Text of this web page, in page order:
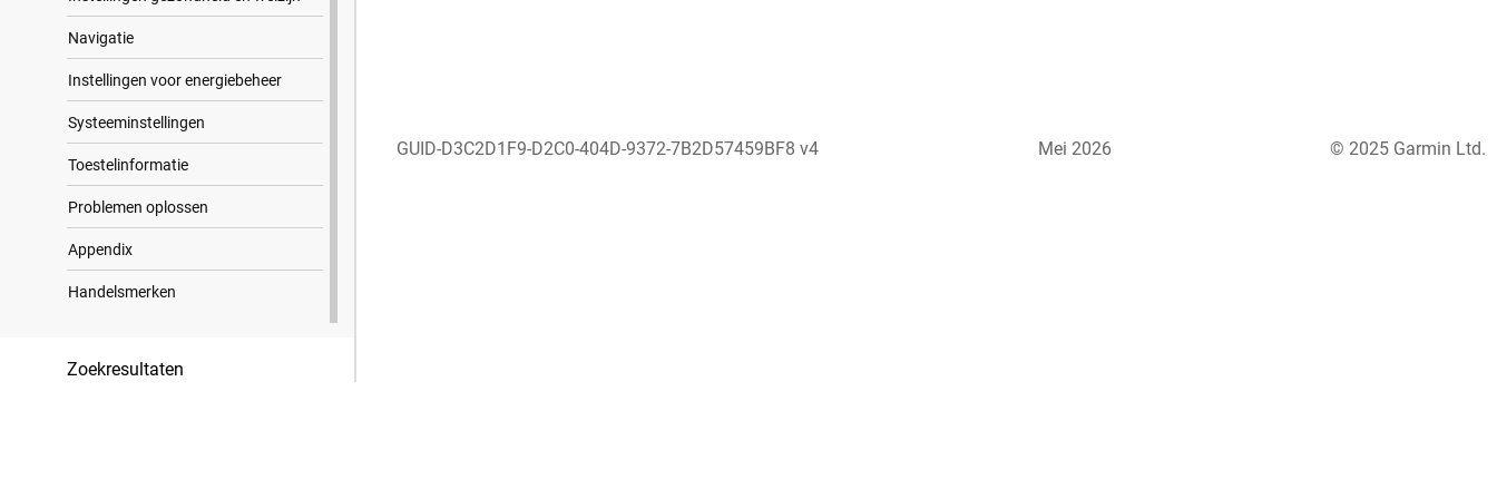
Navigatie
Instellingen voor energiebeheer
Systeeminstellingen
Toestelinformatie
Problemen oplossen
Appendix
Handelsmerken
Zoekresultaten
GUID-D3C2D1F9-D2C0-404D-9372-7B2D57459BF8 v4 Mei 2026 © 2025 Garmin Ltd.